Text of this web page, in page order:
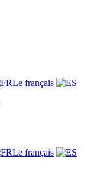
Le français
Le français